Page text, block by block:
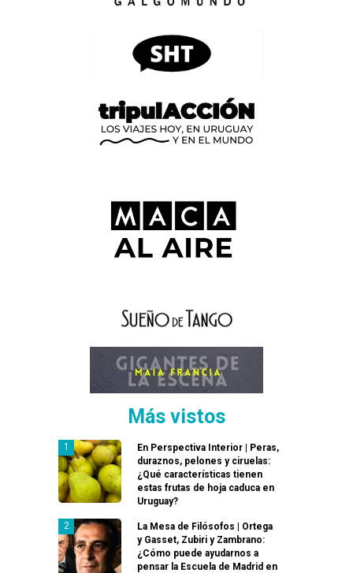
Más vistos
En Perspectiva Interior | Peras,
duraznos, pelones y ciruelas:
¿Qué características tienen
estas frutas de hoja caduca en
Uruguay?
La Mesa de Filósofos | Ortega
y Gasset, Zubiri y Zambrano:
¿Cómo puede ayudarnos a
pensar la Escuela de Madrid en